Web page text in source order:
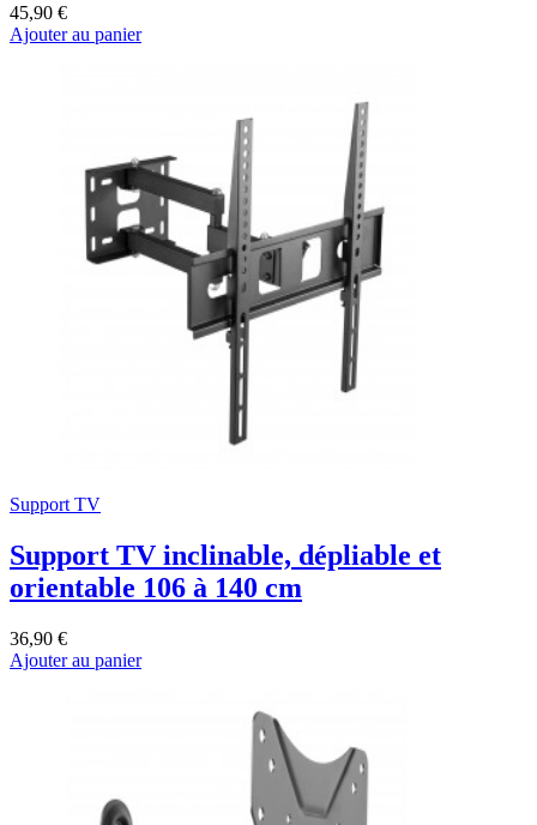
45,90 €
Ajouter au panier
Support TV
Support TV inclinable, dépliable et
orientable 106 à 140 cm
36,90 €
Ajouter au panier